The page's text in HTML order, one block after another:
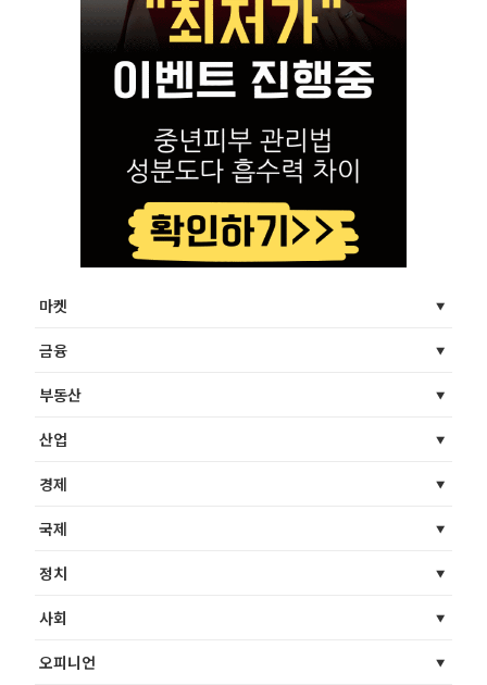
마켓
금융
부동산
산업
경제
국제
정치
사회
오피니언